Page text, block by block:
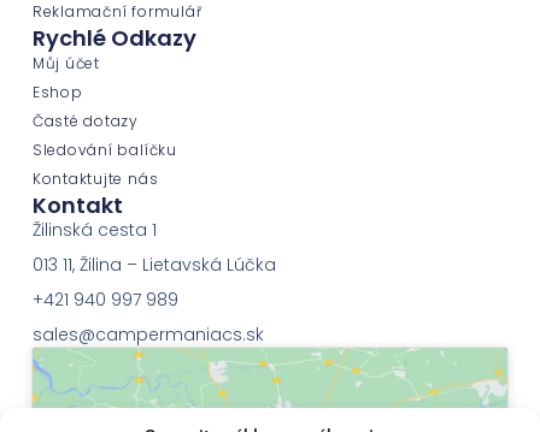
Reklamační formulář
Rychlé Odkazy
Můj účet
Eshop
Časté dotazy
Sledování balíčku
Kontaktujte nás
Kontakt
Žilinská cesta 1
013 11, Žilina – Lietavská Lúčka
+421 940 997 989
sales@campermaniacs.sk